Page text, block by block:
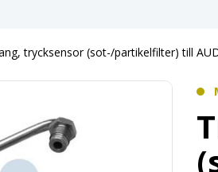
trycksensor (sot-/partikelfilter) till